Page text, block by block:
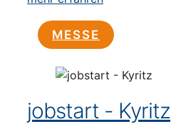
MESSE
jobstart - Kyritz